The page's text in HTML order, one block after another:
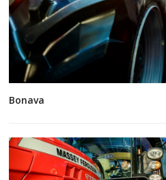
Bonava